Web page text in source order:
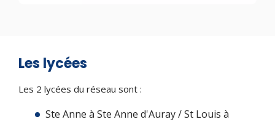
Les lycées
Les 2 lycées du réseau sont :
Ste Anne à Ste Anne d'Auray / St Louis à